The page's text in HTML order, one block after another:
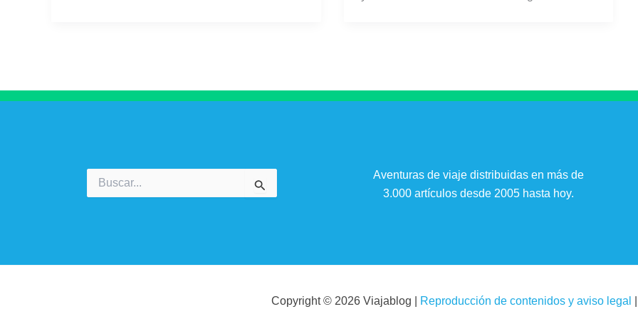
por:
Aventuras de viaje distribuidas en más de
3.000 artículos desde 2005 hasta hoy.
Copyright © 2026 Viajablog | Reproducción de contenidos y aviso legal